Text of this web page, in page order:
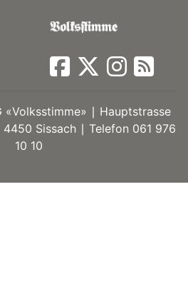
«Volksstimme» ∣ Hauptstrasse
Sissach ∣ Telefon 061 976
10 10